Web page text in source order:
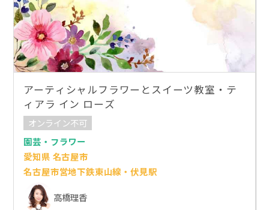
アーティシャルフラワーとスイーツ教室・テ
ィアラ イン ローズ
オンライン不可
園芸・フラワー
愛知県 名古屋市
名古屋市営地下鉄東山線・伏見駅
高橋理香